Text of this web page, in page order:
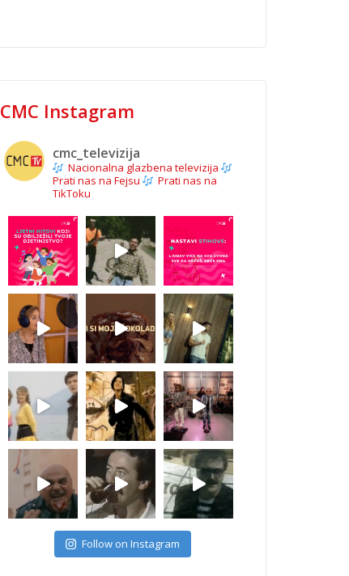
CMC Instagram
cmc_televizija
Nacionalna glazbena televizija
Prati nas na Fejsu
Prati nas na
TikToku
Follow on Instagram